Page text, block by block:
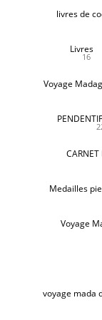
livres de
Livres
16
Voyage
CARNET
Medailles
Voyage
voyage mada